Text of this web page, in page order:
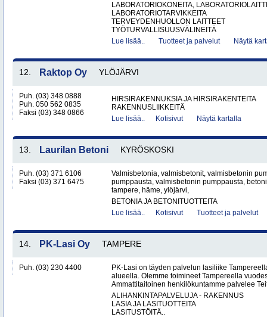
LABORATORIOKONEITA,
LABORATORIOTARVIKKEITA
TERVEYDENHUOLLON LAITTEET
TYÖTURVALLISUUSVÄLINEITÄ
Lue lisää..
Tuotteet ja palvelut Näytä
12. Raktop Oy YLÖJÄRVI
Puh. (03) 348 0888
Puh. 050 562 0835
Faksi (03) 348 0866
HIRSIRAKENNUKSIA JA HIRSIRAKENTEITA
RAKENNUSLIIKKEITÄ
Lue lisää..
Kotisivut Näytä kartalla
13. Laurilan Betoni KYRÖSKOSKI
Puh. (03) 371 6106
Faksi (03) 371 6475
Valmisbetonia, valmisbetonit, valmisbetonin
pumppausta, valmisbetonin pumppausta,
tampere, häme, ylöjärvi,
BETONIA JA BETONITUOTTEITA
Lue lisää..
Kotisivut Tuotteet ja palvelut
14. PK-Lasi Oy TAMPERE
Puh. (03) 230 4400
PK-Lasi on täyden palvelun lasiliike
alueella. Olemme toimineet Tampereella
Ammattitaitoinen henkilökuntamme palvelee
ALIHANKINTAPALVELUJA - RAKENNUS
LASIA JA LASITUOTTEITA
LASITUSTÖITÄ..